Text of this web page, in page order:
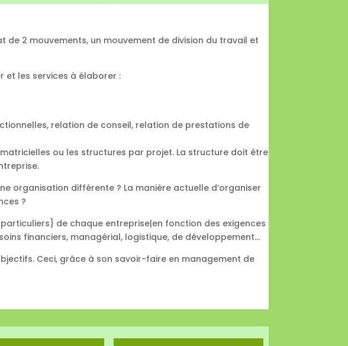
2 mouvements, un mouvement de division du travail et
et les services à élaborer :
relation de conseil, relation de prestations de
ou les structures par projet. La structure doit être
organisation différente ? La manière actuelle d’organiser
?
de chaque entreprise|en fonction des exigences
financiers, managérial, logistique, de développement…
Ceci, grâce à son savoir-faire en management de